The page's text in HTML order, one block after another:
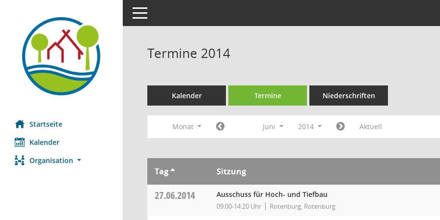
Startseite
Kalender
Organisation
Toggle navigation
Termine 2014
Kalender Termine Niederschriften
Monat Juni 2014 Aktuell
Tag Sitzung
27.06.2014 Ausschuss für Hoch- und Tiefbau
09:00-14:20 Uhr Rotenburg, Rotenburg